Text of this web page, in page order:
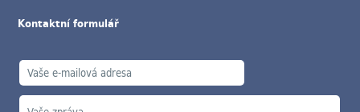
Kontaktní formulář